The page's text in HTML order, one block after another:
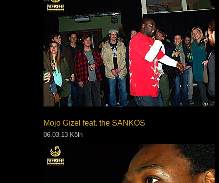
Mojo Gizel feat. the SANKOS
06.03.13 Köln